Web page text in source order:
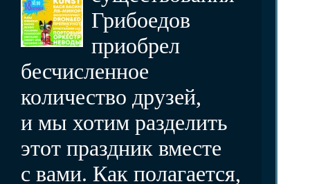
Грибоедов
приобрел
бесчисленное
количество друзей,
и мы хотим разделить
этот праздник вместе
с вами. Как полагается,